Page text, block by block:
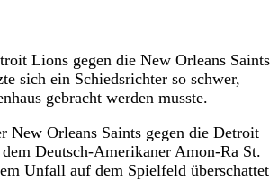
Lions gegen die New Orleans Saints
sich ein Schiedsrichter so schwer,
gebracht werden musste.
New Orleans Saints gegen die Detroit
Deutsch-Amerikaner Amon-Ra St.
Unfall auf dem Spielfeld überschattet